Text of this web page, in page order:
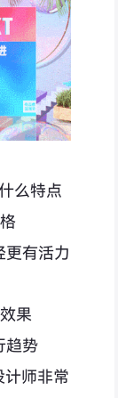
么特点
更有活力
果
趋势
计师非常